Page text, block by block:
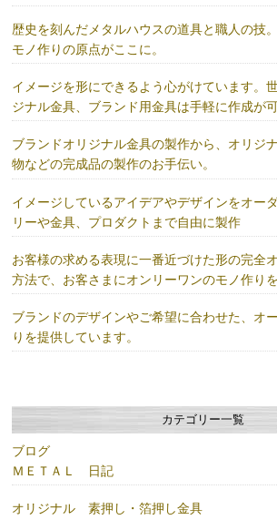
歴史を刻んだメタルハウスの道具と職人の技
モノ作りの原点がここに。
イメージを形にできるよう心がけています。
ジナル金具、ブランド用金具は手軽に作成が可
ブランドオリジナル金具の製作から、オリジ
物などの完成品の製作のお手伝い。
イメージしているアイデアやデザインをオー
リーや金具、プロダクトまで自由に製作
お客様の求める表現に一番近づけた形の完全
方法で、お客さまにオンリーワンのモノ作り
ブランドのデザインやご希望に合わせた、オ
りを提供しています。
カテゴリー一覧
ブログ
ＭＥＴＡＬ 日記
オリジナル 素押し・箔押し金具